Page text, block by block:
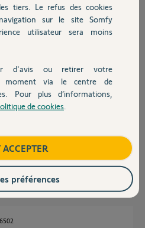
de 9 ans
tiers. Le refus des cookies
sur le site Somfy
utilisateur sera moins
d'avis ou retirer votre
moment via le centre de
Pour plus d’informations,
de cookies
préférences